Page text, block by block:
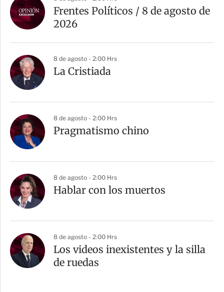
r
t
Frentes Políticos / 8 de agosto de
2026
8 de agosto - 2:00 Hrs
La Cristiada
8 de agosto - 2:00 Hrs
Pragmatismo chino
8 de agosto - 2:00 Hrs
Hablar con los muertos
8 de agosto - 2:00 Hrs
Los videos inexistentes y la silla
de ruedas